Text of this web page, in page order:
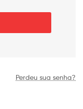
Perdeu sua senha?